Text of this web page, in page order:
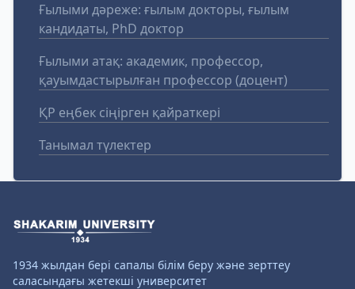
Ғылыми дәреже: ғылым докторы, ғылым
кандидаты, PhD доктор
Ғылыми атақ: академик, профессор,
қауымдастырылған профессор (доцент)
ҚР еңбек сіңірген қайраткері
Танымал түлектер
1934 жылдан бері сапалы білім беру және зерттеу
саласындағы жетекші университет